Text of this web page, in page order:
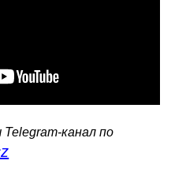
канал по